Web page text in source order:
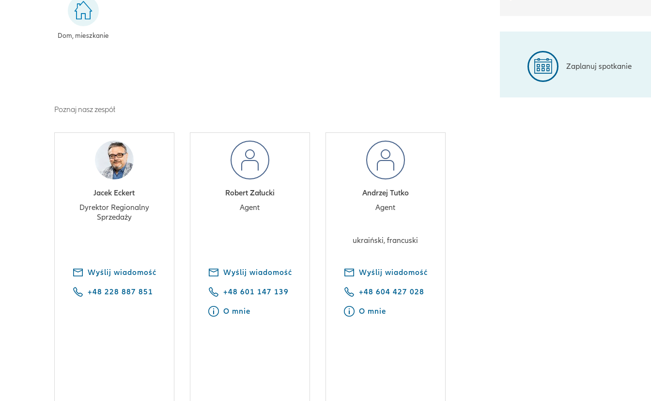
Zaplanuj spotkanie
Dom, mieszkanie
Poznaj nasz zespół
Jacek Eckert
Dyrektor Regionalny
Sprzedaży
Wyślij wiadomość
+48 228 887 851
Robert Załucki
Agent
Wyślij wiadomość
+48 601 147 139
O mnie
Andrzej Tutko
Agent
ukraiński, francuski
Wyślij wiadomość
+48 604 427 028
O mnie